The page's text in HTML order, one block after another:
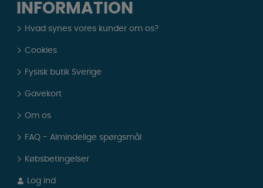
INFORMATION
Hvad synes vores kunder om os?
Cookies
Fysisk butik Sverige
Gavekort
Om os
FAQ - Almindelige spørgsmål
Købsbetingelser
Log ind